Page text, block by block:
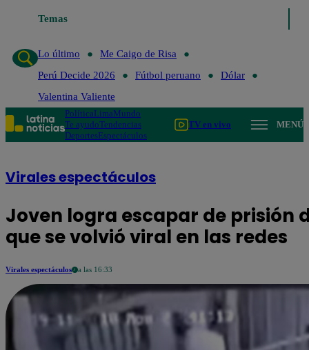
Temas
Lo último
Lo último
Me Caigo de Risa
Perú Decide 2026
Fútbol peruano
Dólar
Valentina Valiente
PolíticaLimaMundo
Te ayudoTendencias
DeportesEspectáculos
TV en vivo MENÚ
Virales espectáculos
Joven logra escapar de prisión
que se volvió viral en las redes
Virales espectáculos a las 16:33